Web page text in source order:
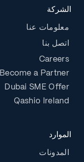
الشركة
معلومات عنا
اتصل بنا
Careers
Become a Partner
Dubai SME Offer
Qashio Ireland
الموارد
المدونات